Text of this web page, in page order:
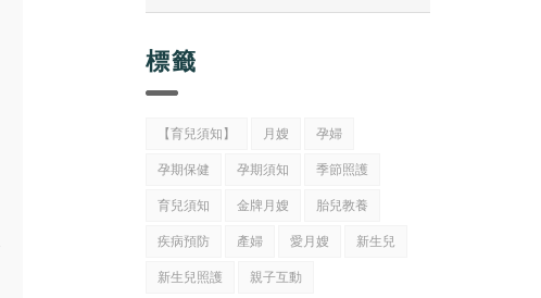
標籤
【育兒須知】 月嫂
孕婦
孕期保健
孕期須知
季節照護
育兒須知
金牌月嫂
胎兒教養
疾病預防
產婦 愛月嫂
新生兒
新生兒照護
親子互動